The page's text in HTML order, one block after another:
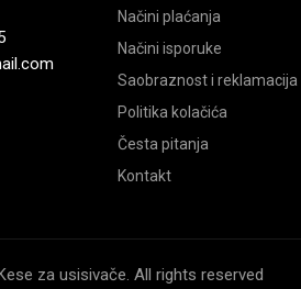
Načini plaćanja
Načini isporuke
Saobraznost i reklamacija
Politika kolačića
Česta pitanja
Kontakt
za usisivače. All rights reserved